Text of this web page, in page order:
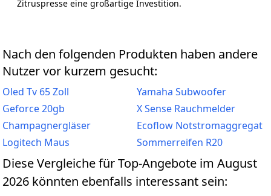
Zitruspresse eine großartige Investition.
Nach den folgenden Produkten haben andere
Nutzer vor kurzem gesucht:
Oled Tv 65 Zoll
Yamaha Subwoofer
Geforce 20gb
X Sense Rauchmelder
Champagnergläser
Ecoflow Notstromaggregat
Logitech Maus
Sommerreifen R20
Diese Vergleiche für Top-Angebote im August
2026 könnten ebenfalls interessant sein: